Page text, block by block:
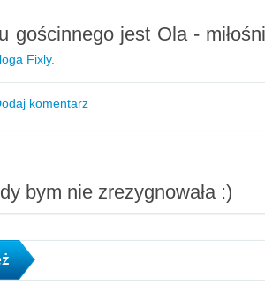
gościnnego jest Ola -
Fixly.
komentarz
bym nie zrezygnowała :)